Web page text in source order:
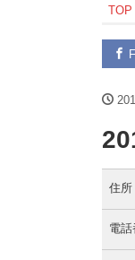
TOP
住所
電